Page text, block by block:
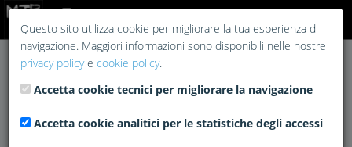
Questo sito utilizza cookie per migliorare la tua esperienza di
navigazione. Maggiori informazioni sono disponibili nelle nostre
privacy policye cookie policy.
Accetta cookie tecnici per migliorare la navigazione
Accetta cookie analitici per le statistiche degli accessi